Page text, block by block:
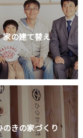
家の建て替え
のきの家づくり